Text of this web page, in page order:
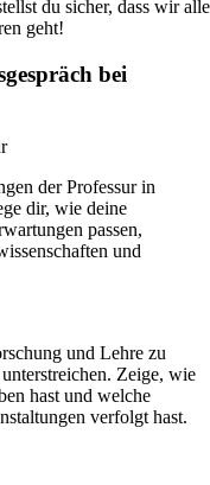
du sicher, dass wir alle
geht!
bei
der Professur in
dir, wie deine
passen,
und
und Lehre zu
Zeige, wie
hast und welche
verfolgt hast.